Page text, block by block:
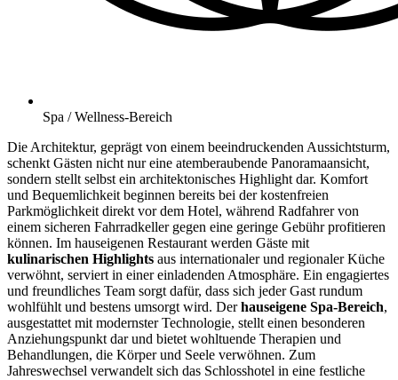
Spa / Wellness-Bereich
Die Architektur, geprägt von einem beeindruckenden Aussichtsturm,
schenkt Gästen nicht nur eine atemberaubende Panoramaansicht,
sondern stellt selbst ein architektonisches Highlight dar. Komfort
und Bequemlichkeit beginnen bereits bei der kostenfreien
Parkmöglichkeit direkt vor dem Hotel, während Radfahrer von
einem sicheren Fahrradkeller gegen eine geringe Gebühr profitieren
können. Im hauseigenen Restaurant werden Gäste mit
kulinarischen Highlights aus internationaler und regionaler Küche
verwöhnt, serviert in einer einladenden Atmosphäre. Ein engagiertes
und freundliches Team sorgt dafür, dass sich jeder Gast rundum
wohlfühlt und bestens umsorgt wird. Derhauseigene Spa-Bereich,
ausgestattet mit modernster Technologie, stellt einen besonderen
Anziehungspunkt dar und bietet wohltuende Therapien und
Behandlungen, die Körper und Seele verwöhnen. Zum
Jahreswechsel verwandelt sich das Schlosshotel in eine festliche